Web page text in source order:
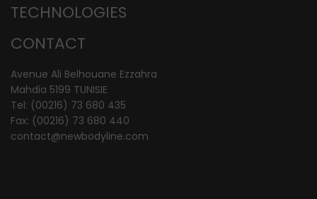
TECHNOLOGIES
CONTACT
Avenue Ali Belhouane Ezzahra
Mahdia 5199 TUNISIE
Tel: (00216) 73 680 435
Fax: (00216) 73 680 440
contact@newbodyline.com